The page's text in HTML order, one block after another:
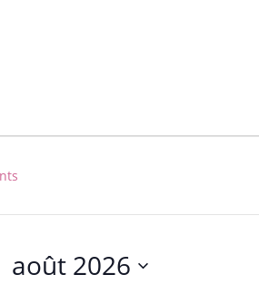
août 2026